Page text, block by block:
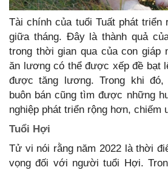
Tài chính của tuổi Tuất phát
giữa tháng. Đây là thành quả
trong thời gian qua của con giáp
ăn lương có thể được xếp đề bạt
được tăng lương. Trong khi
buôn bán cũng tìm được những
nghiệp phát triển rộng hơn, chiếm
Tuổi Hợi
Tử vi nói rằng năm 2022 là thời
vọng đối với người tuổi Hợi.